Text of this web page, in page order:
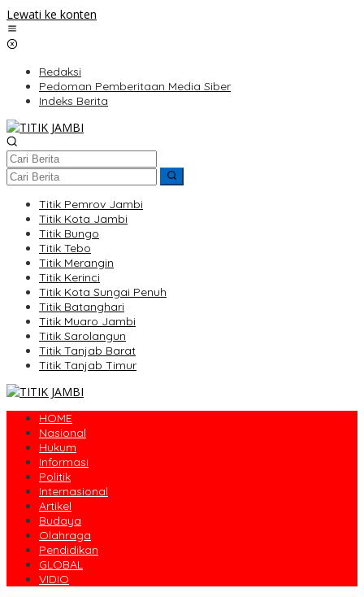
Lewati ke konten
Redaksi
Pedoman Pemberitaan Media Siber
Indeks Berita
Titik Pemrov Jambi
Titik Kota Jambi
Titik Bungo
Titik Tebo
Titik Merangin
Titik Kerinci
Titik Kota Sungai Penuh
Titik Batanghari
Titik Muaro Jambi
Titik Sarolangun
Titik Tanjab Barat
Titik Tanjab Timur
HOME
Nasional
Hukum
Informasi
Politik
Internasional
Artikel
Budaya
Olahraga
Pendidikan
GLOBAL
VIDIO